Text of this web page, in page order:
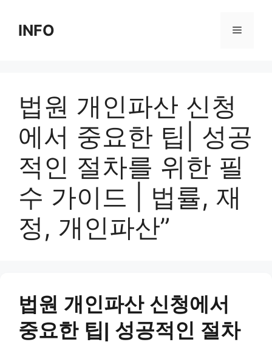
contentINFO Menu
법원 개인파산 신청
에서 중요한 팁| 성공
적인 절차를 위한 필
수 가이드 | 법률, 재
정, 개인파산”
법원 개인파산 신청에서
중요한 팁| 성공적인 절차